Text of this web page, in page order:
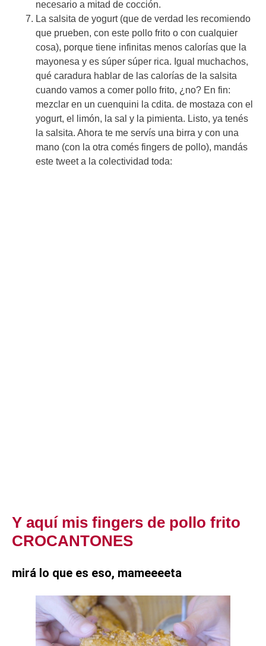
necesario a mitad de cocción.
La salsita de yogurt (que de verdad les recomiendo
que prueben, con este pollo frito o con cualquier
cosa), porque tiene infinitas menos calorías que la
mayonesa y es súper súper rica. Igual muchachos,
qué caradura hablar de las calorías de la salsita
cuando vamos a comer pollo frito, ¿no? En fin:
mezclar en un cuenquini la cdita. de mostaza con el
yogurt, el limón, la sal y la pimienta. Listo, ya tenés
la salsita. Ahora te me servís una birra y con una
mano (con la otra comés fingers de pollo), mandás
este tweet a la colectividad toda:
Y aquí mis fingers de pollo frito
CROCANTONES
mirá lo que es eso, mameeeeta